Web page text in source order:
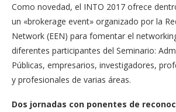
Como novedad, el INTO 2017 ofrece
un «brokerage event» organizado por la
Network (EEN) para fomentar el
diferentes participantes del Seminario:
Públicas, empresarios, investigadores,
y profesionales de varias áreas.
Dos jornadas con ponentes de